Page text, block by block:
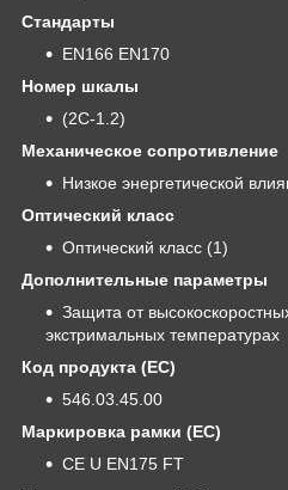
Стандарты
EN166 EN170
Номер шкалы
(2C-1.2)
Механическое сопротивление
Низкое энергетической
Оптический класс
Оптический класс (1)
Дополнительные параметры
Защита от
экстримальных температурах
Код продукта (ЕС)
546.03.45.00
Маркировка рамки (ЕС)
CE U EN175 FT